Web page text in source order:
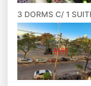
3 DORMS C/ 1